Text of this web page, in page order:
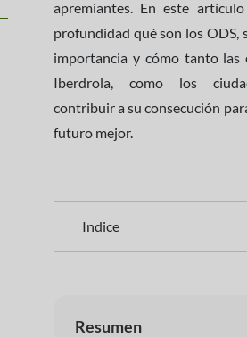
apremiantes. En este
profundidad qué son los ODS,
importancia y cómo tanto las
Iberdrola, como los
contribuir a su consecución
futuro mejor.
Indice
Resumen